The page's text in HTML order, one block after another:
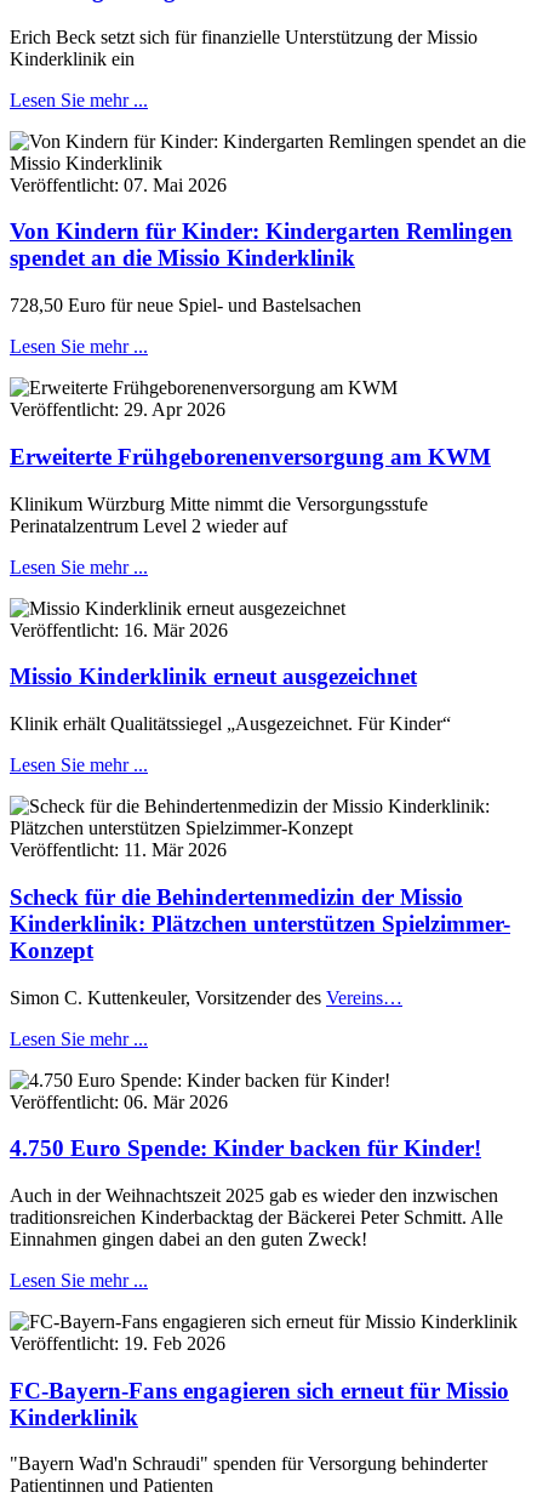
Erich Beck setzt sich für finanzielle Unterstützung der Missio
Kinderklinik ein
Lesen Sie mehr ...
Veröffentlicht: 07. Mai 2026
Von Kindern für Kinder: Kindergarten Remlingen
spendet an die Missio Kinderklinik
728,50 Euro für neue Spiel- und Bastelsachen
Lesen Sie mehr ...
Veröffentlicht: 29. Apr 2026
Erweiterte Frühgeborenenversorgung am KWM
Klinikum Würzburg Mitte nimmt die Versorgungsstufe
Perinatalzentrum Level 2 wieder auf
Lesen Sie mehr ...
Veröffentlicht: 16. Mär 2026
Missio Kinderklinik erneut ausgezeichnet
Klinik erhält Qualitätssiegel „Ausgezeichnet. Für Kinder“
Lesen Sie mehr ...
Veröffentlicht: 11. Mär 2026
Scheck für die Behindertenmedizin der Missio
Kinderklinik: Plätzchen unterstützen Spielzimmer-
Konzept
Simon C. Kuttenkeuler, Vorsitzender des Vereins…
Lesen Sie mehr ...
Veröffentlicht: 06. Mär 2026
4.750 Euro Spende: Kinder backen für Kinder!
Auch in der Weihnachtszeit 2025 gab es wieder den inzwischen
traditionsreichen Kinderbacktag der Bäckerei Peter Schmitt. Alle
Einnahmen gingen dabei an den guten Zweck!
Lesen Sie mehr ...
Veröffentlicht: 19. Feb 2026
FC-Bayern-Fans engagieren sich erneut für Missio
Kinderklinik
"Bayern Wad'n Schraudi" spenden für Versorgung behinderter
Patientinnen und Patienten